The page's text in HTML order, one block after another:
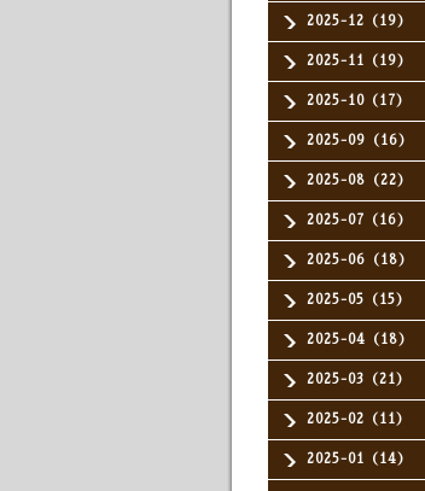
2025-12（19）
2025-11（19）
2025-10（17）
2025-09（16）
2025-08（22）
2025-07（16）
2025-06（18）
2025-05（15）
2025-04（18）
2025-03（21）
2025-02（11）
2025-01（14）